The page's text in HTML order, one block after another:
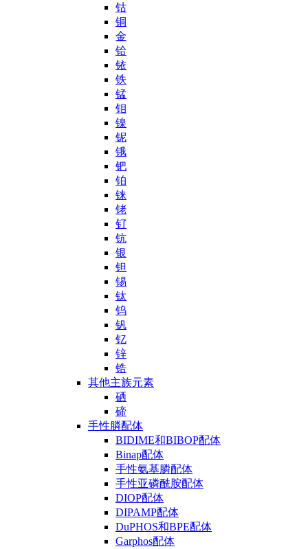
钴
铜
金
铪
铱
铁
锰
钼
镍
铌
锇
钯
铂
铼
铑
钌
钪
银
钽
锡
钛
钨
钒
钇
锌
锆
其他主族元素
硒
碲
手性膦配体
BIDIME和BIBOP配体
Binap配体
手性氨基膦配体
手性亚磷酰胺配体
DIOP配体
DIPAMP配体
DuPHOS和BPE配体
Garphos配体